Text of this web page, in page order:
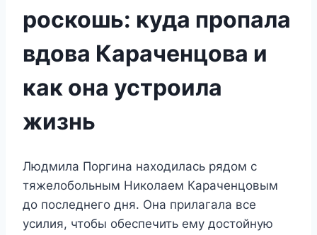
роскошь: куда пропала
вдова Караченцова и
как она устроила
жизнь
Людмила Поргина находилась рядом с
тяжелобольным Николаем Караченцовым
до последнего дня. Она прилагала все
усилия, чтобы обеспечить ему достойную